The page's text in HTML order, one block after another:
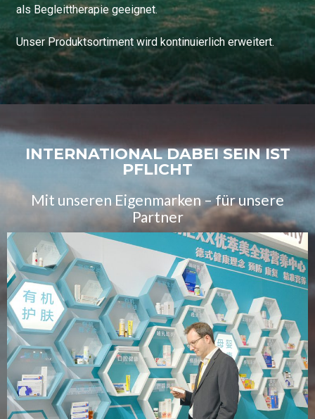
als Begleittherapie geeignet.
Unser Produktsortiment wird kontinuierlich erweitert.
INTERNATIONAL DABEI SEIN IST
PFLICHT
Mit unseren Eigenmarken – für unsere
Partner